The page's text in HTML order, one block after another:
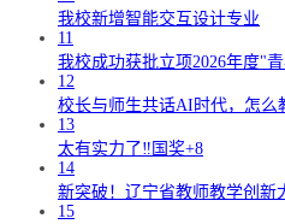
我校新增智能交互设计专业
11
我校成功获批立项2026年度"
12
校长与师生共话AI时代，怎么
13
太有实力了‼️国奖+8
14
新突破！辽宁省教师教学创新
15